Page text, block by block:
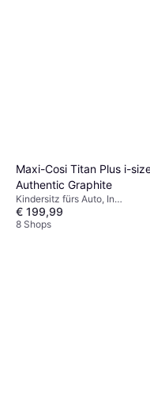
Maxi-Cosi Titan Plus i-
Authentic Graphite
Kindersitz fürs Auto, In
Fahrtrichtung, UN R129, i-Size,
Seitlicher Aufprallschutz (ASIP),
€ 199,99
8 Shops